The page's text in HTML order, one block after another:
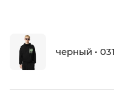
черный • 031